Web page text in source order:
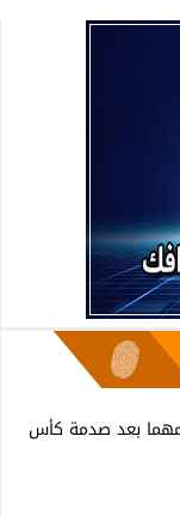
مهما بعد صدمة كأس